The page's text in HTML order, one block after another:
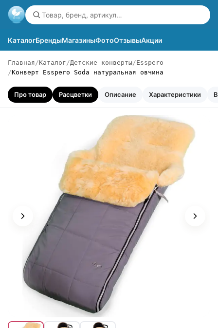
КаталогБрендыМагазиныФотоОтзывыАкции
Главная Каталог Детские конверты Esspero
Конверт Esspero Soda натуральная овчина
Про товар Расцветки Описание Характеристики